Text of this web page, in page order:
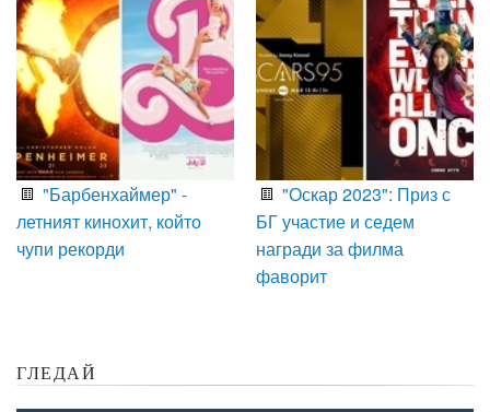
"Барбенхаймер" -
летният кинохит, който
чупи рекорди
"Оскар 2023": Приз с
БГ участие и седем
награди за филма
фаворит
ГЛЕДАЙ